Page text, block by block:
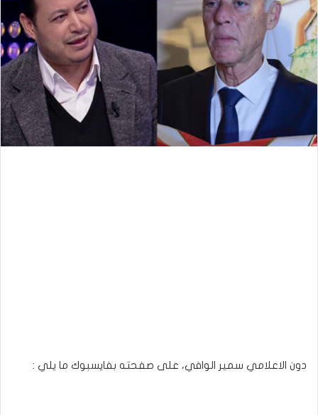
دون الاعلامي سمير الوافي، على صفحته بفايسبوك ما يلي :